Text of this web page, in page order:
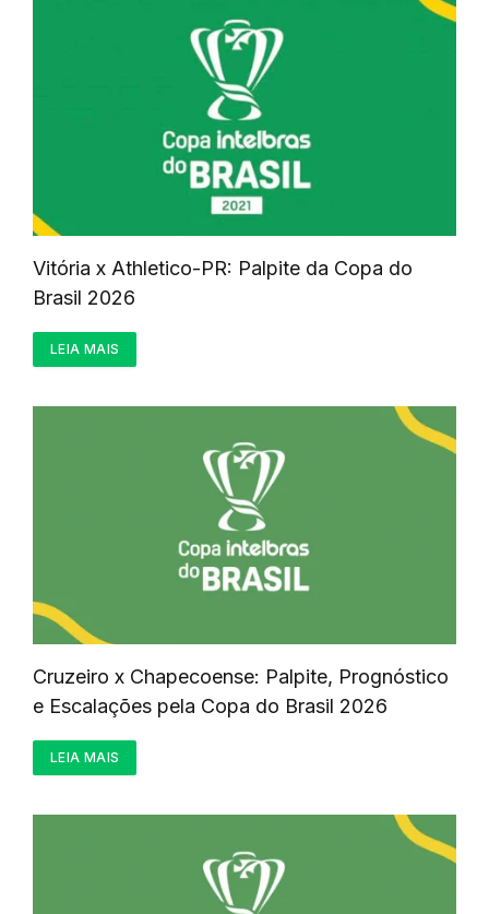
Vitória x Athletico-PR: Palpite da Copa do
Brasil 2026
LEIA MAIS
Cruzeiro x Chapecoense: Palpite, Prognóstico
e Escalações pela Copa do Brasil 2026
LEIA MAIS